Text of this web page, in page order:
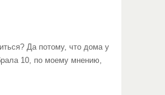
Да потому, что дома у
10, по моему мнению,